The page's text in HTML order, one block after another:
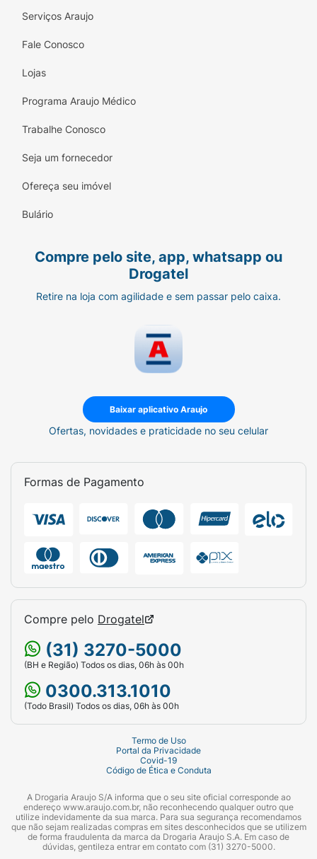
Serviços Araujo
Fale Conosco
Lojas
Programa Araujo Médico
Trabalhe Conosco
Seja um fornecedor
Ofereça seu imóvel
Bulário
Compre pelo site, app, whatsapp ou
Drogatel
Retire na loja com agilidade e sem passar pelo caixa.
Baixar aplicativo Araujo
Ofertas, novidades e praticidade no seu celular
Formas de Pagamento
Compre pelo Drogatel
(31) 3270-5000
(BH e Região) Todos os dias, 06h às 00h
0300.313.1010
(Todo Brasil) Todos os dias, 06h às 00h
Termo de Uso
Portal da Privacidade
Covid-19
Código de Ética e Conduta
A Drogaria Araujo S/A informa que o seu site oficial corresponde ao
endereço www.araujo.com.br, não reconhecendo qualquer outro que
utilize indevidamente da sua marca. Para sua segurança recomendamos
que não sejam realizadas compras em sites desconhecidos que se utilizem
de forma fraudulenta da marca da Drogaria Araujo S.A. Em caso de
dúvidas, gentileza entrar em contato com (31) 3270-5000.